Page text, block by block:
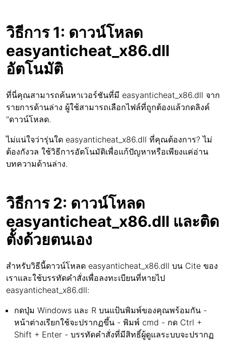
วิธีการ 1: ดาวน์โหลด
easyanticheat_x86.dll
อัตโนมัติ
ที่นี่คุณสามารถค้นหาเวอร์ชันที่มี easyanticheat_x86.dll จาก
รายการด้านล่าง ผู้ใช้สามารถเลือกไฟล์ที่ถูกต้องแล้วกดลิงค์
"ดาวน์โหลด.
ไม่แน่ใจว่ารุ่นใด easyanticheat_x86.dll ที่คุณต้องการ? ไม่
ต้องกังวล ใช้วิธีการอัตโนมัติเพื่อแก้ปัญหาหรือเพียงแค่อ่าน
บทความด้านล่าง.
วิธีการ 2: ดาวน์โหลด
easyanticheat_x86.dll และติด
ตั้งด้วยตนเอง
สำหรับวิธีนี้ดาวน์โหลด easyanticheat_x86.dll บน Cite ของ
เราและใช้บรรทัดคำสั่งเพื่อลงทะเบียนที่หายไป
easyanticheat_x86.dll:
กดปุ่ม Windows และ R บนแป้นพิมพ์ของคุณพร้อมกัน -
หน้าต่างเรียกใช้จะปรากฏขึ้น - พิมพ์ cmd - กด Ctrl +
Shift + Enter - บรรทัดคำสั่งที่มีสิทธิ์ผู้ดูแลระบบจะปรากฏ